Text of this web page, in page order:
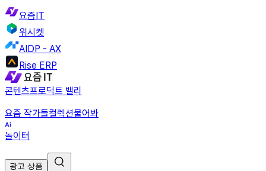
요즘IT
위시켓
AIDP - AX
Rise ERP
콘텐츠프로덕트 밸리
요즘 작가들컬렉션물어봐
놀이터
광고 상품